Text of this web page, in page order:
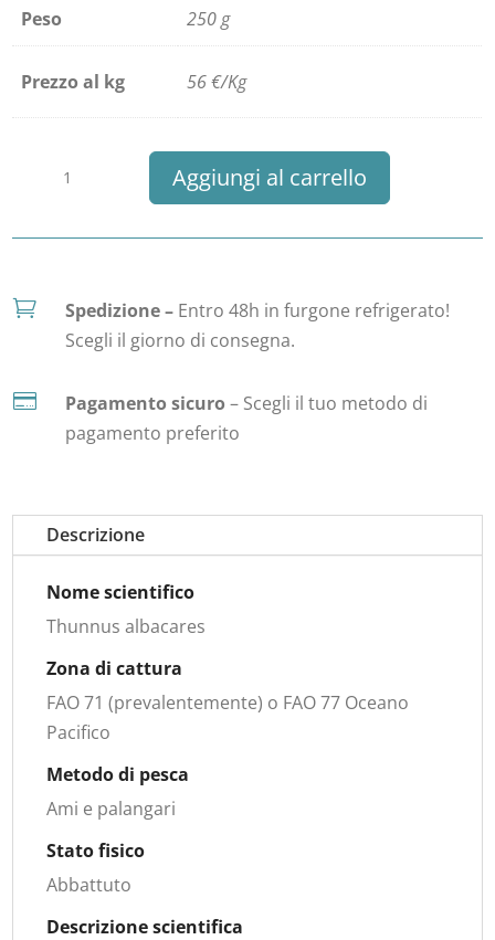
Peso 250 g
Prezzo al kg 56 €/Kg
quantità
Aggiungi al carrello
 Spedizione – Entro 48h in furgone refrigerato!
Scegli il giorno di consegna.
 Pagamento sicuro – Scegli il tuo metodo di
pagamento preferito
Descrizione
Nome scientifico
Thunnus albacares
Zona di cattura
FAO 71 (prevalentemente) o FAO 77 Oceano
Pacifico
Metodo di pesca
Ami e palangari
Stato fisico
Abbattuto
Descrizione scientifica